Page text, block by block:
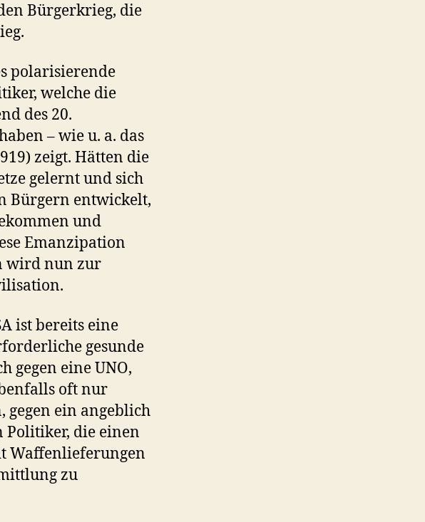
Bürgerkrieg, die
polarisierende
welche die
des 20.
– wie u. a. das
zeigt. Hätten die
gelernt und sich
Bürgern entwickelt,
und
Emanzipation
wird nun zur
ist bereits eine
gesunde
gegen eine UNO,
oft nur
gegen ein angeblich
Politiker, die einen
Waffenlieferungen
zu